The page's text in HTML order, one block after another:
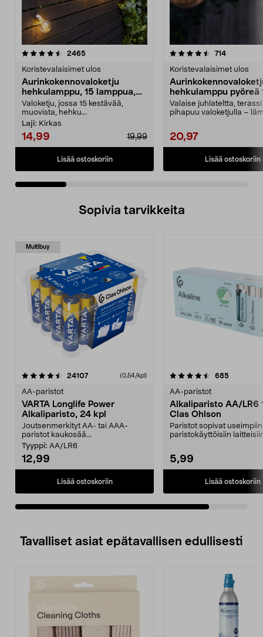
2465arvostelut
Koristevalaisimet ulos
Aurinkokennovaloketju
hehkulamppu, 15 lamppua,
7,2 m
Valoketju, jossa 15 kestävää,
muovista, hehku...
Laji: Kirkas
14,99 19,99
Lisää ostoskoriin
4.5 viidestä
714arvostelut
Koristevalaisimet ulos
hehkulamppu pyöreä
lamppua 5,4 m
Valaise juhlateltta, terassi
pihapuu valoketjulla –
20,97
Lisää ostoskoriin
4.0 viidestä
Sopivia tarvikkeita
Multibuy
24107arvostelut(0,54/kpl)
AA-paristot
VARTA Longlife Power
Alkaliparisto, 24 kpl
Joutsenmerkityt AA- tai AAA-
paristot kaukosää...
Tyyppi: AA/LR6
12,99
Lisää ostoskoriin
4.5viidestä
685arvostelut
AA-paristot
Alkaliparisto AA/LR6
Clas Ohlson
Paristot sopivat useimpiin
paristokäyttöisiin
5,99
Lisää ostoskoriin
Tavalliset asiat epätavallisen edullisesti